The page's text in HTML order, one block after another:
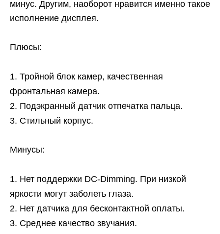
минус. Другим, наоборот нравится именно такое
исполнение дисплея.
Плюсы:
Тройной блок камер, качественная
фронтальная камера.
Подэкранный датчик отпечатка пальца.
Стильный корпус.
Минусы:
Нет поддержки DC-Dimming. При низкой
яркости могут заболеть глаза.
Нет датчика для бесконтактной оплаты.
Среднее качество звучания.